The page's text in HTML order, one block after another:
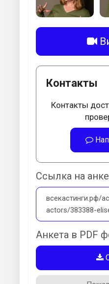
Контакты
Контакты
Ссылка на
всекастинги.рф/
actors/383388-
Анкета в PDF